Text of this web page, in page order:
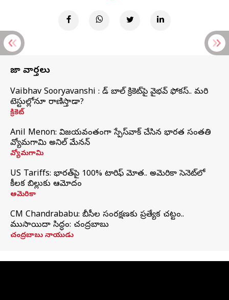
తాజా వార్తలు
Vaibhav Sooryavanshi : రెడ్ బాల్ క్రికెట్‌పై వైభవ్ ఫోకస్.. మరి
టెస్టుల్లోనూ రాణిస్తాడా?
క్రికెట్
Anil Menon: విజయవంతంగా స్పేస్‌వాక్‌ చేసిన భారత సంతతి
వ్యోమగామి అనిల్‌ మేనన్
వ్యోమగామి
US Tariffs: భారత్‌పై 100% టారిఫ్‌ మోత.. అమెరికా సెనెట్‌లో
కీలక బిల్లుకు ఆమోదం
అమెరికా
CM Chandrababu: బీసీల సంరక్షణకు ప్రత్యేక చట్టం..
ముసాయిదా సిద్ధం: చంద్రబాబు
చంద్రబాబు నాయుడు